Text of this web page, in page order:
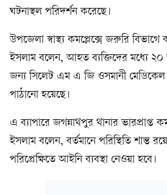
ঘটনাস্থল পরিদর্শন করেছে।
উপজেলা স্বাস্থ্য কমপ্লেক্সে জরুরি
ইসলাম বলেন, আহত ব্যক্তিদের মধ্যে ২০
জন্য সিলেট এম এ জি ওসমানী
পাঠানো হয়েছে।
এ ব্যাপারে জগন্নাথপুর থানার ভারপ্রাপ্ত
ইসলাম বলেন, বর্তমানে পরিস্থিতি শান্ত
পরিপ্রেক্ষিতে আইনি ব্যবস্থা নেওয়া হবে।